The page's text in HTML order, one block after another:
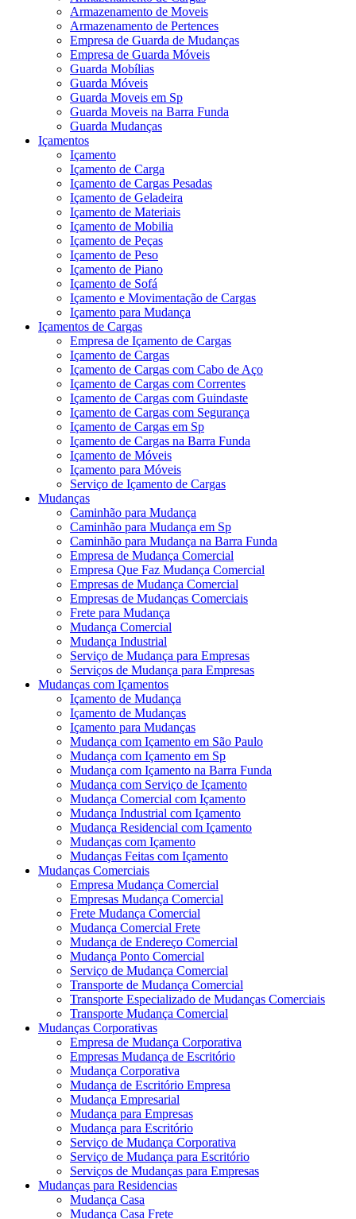
Armazenamento de Moveis
Armazenamento de Pertences
Empresa de Guarda de Mudanças
Empresa de Guarda Móveis
Guarda Mobílias
Guarda Móveis
Guarda Moveis em Sp
Guarda Moveis na Barra Funda
Guarda Mudanças
Içamentos
Içamento
Içamento de Carga
Içamento de Cargas Pesadas
Içamento de Geladeira
Içamento de Materiais
Içamento de Mobilia
Içamento de Peças
Içamento de Peso
Içamento de Piano
Içamento de Sofá
Içamento e Movimentação de Cargas
Içamento para Mudança
Içamentos de Cargas
Empresa de Içamento de Cargas
Içamento de Cargas
Içamento de Cargas com Cabo de Aço
Içamento de Cargas com Correntes
Içamento de Cargas com Guindaste
Içamento de Cargas com Segurança
Içamento de Cargas em Sp
Içamento de Cargas na Barra Funda
Içamento de Móveis
Içamento para Móveis
Serviço de Içamento de Cargas
Mudanças
Caminhão para Mudança
Caminhão para Mudança em Sp
Caminhão para Mudança na Barra Funda
Empresa de Mudança Comercial
Empresa Que Faz Mudança Comercial
Empresas de Mudança Comercial
Empresas de Mudanças Comerciais
Frete para Mudança
Mudança Comercial
Mudança Industrial
Serviço de Mudança para Empresas
Serviços de Mudança para Empresas
Mudanças com Içamentos
Içamento de Mudança
Içamento de Mudanças
Içamento para Mudanças
Mudança com Içamento em São Paulo
Mudança com Içamento em Sp
Mudança com Içamento na Barra Funda
Mudança com Serviço de Içamento
Mudança Comercial com Içamento
Mudança Industrial com Içamento
Mudança Residencial com Içamento
Mudanças com Içamento
Mudanças Feitas com Içamento
Mudanças Comerciais
Empresa Mudança Comercial
Empresas Mudança Comercial
Frete Mudança Comercial
Mudança Comercial Frete
Mudança de Endereço Comercial
Mudança Ponto Comercial
Serviço de Mudança Comercial
Transporte de Mudança Comercial
Transporte Especializado de Mudanças Comerciais
Transporte Mudança Comercial
Mudanças Corporativas
Empresa de Mudança Corporativa
Empresas Mudança de Escritório
Mudança Corporativa
Mudança de Escritório Empresa
Mudança Empresarial
Mudança para Empresas
Mudança para Escritório
Serviço de Mudança Corporativa
Serviço de Mudança para Escritório
Serviços de Mudanças para Empresas
Mudanças para Residencias
Mudança Casa
Mudança Casa Frete